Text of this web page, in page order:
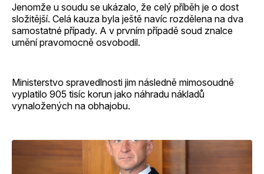
Jenomže u soudu se ukázalo, že celý příběh je o dost
složitější. Celá kauza byla ještě navíc rozdělena na dva
samostatné případy. A v prvním případě soud znalce
umění pravomocně osvobodil.
Ministerstvo spravedlnosti jim následně mimosoudně
vyplatilo 905 tisíc korun jako náhradu nákladů
vynaložených na obhajobu.